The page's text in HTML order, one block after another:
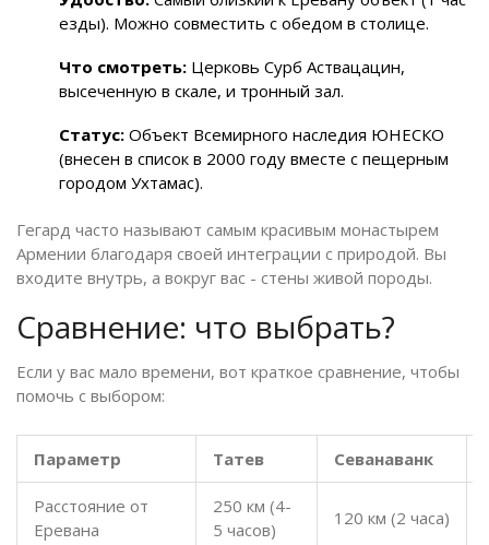
езды). Можно совместить с обедом в столице.
Что смотреть: Церковь Сурб Аствацацин,
высеченную в скале, и тронный зал.
Статус: Объект Всемирного наследия ЮНЕСКО
(внесен в список в 2000 году вместе с пещерным
городом Ухтамас).
Гегард часто называют самым красивым монастырем
Армении благодаря своей интеграции с природой. Вы
входите внутрь, а вокруг вас - стены живой породы.
Сравнение: что выбрать?
Если у вас мало времени, вот краткое сравнение, чтобы
помочь с выбором:
Параметр Татев Севанаванк
Расстояние от
Еревана
250 км (4-
5 часов)
120 км (2 часа)